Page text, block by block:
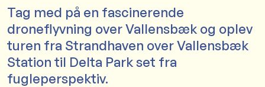
Tag med på en fascinerende
droneflyvning over Vallensbæk og oplev
turen fra Strandhaven over Vallensbæk
Station til Delta Park set fra
fugleperspektiv.